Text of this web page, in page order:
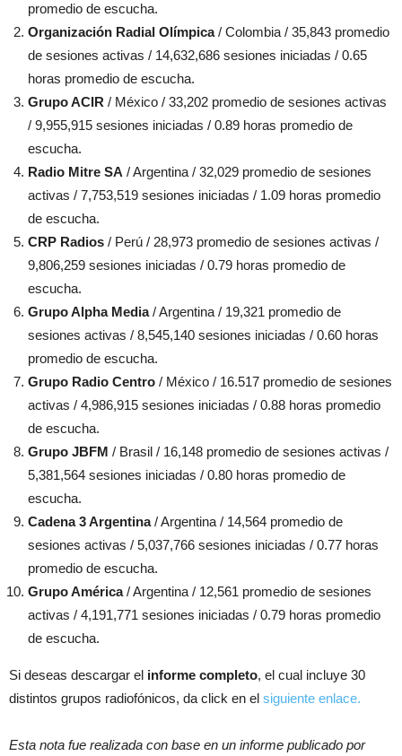
promedio de escucha.
Organización Radial Olímpica/ Colombia / 35,843 promedio
de sesiones activas / 14,632,686 sesiones iniciadas / 0.65
horas promedio de escucha.
Grupo ACIR / México / 33,202 promedio de sesiones activas
/ 9,955,915 sesiones iniciadas / 0.89 horas promedio de
escucha.
Radio Mitre SA / Argentina / 32,029 promedio de sesiones
activas / 7,753,519 sesiones iniciadas / 1.09 horas promedio
de escucha.
CRP Radios / Perú / 28,973 promedio de sesiones activas /
9,806,259 sesiones iniciadas / 0.79 horas promedio de
escucha.
Grupo Alpha Media/ Argentina / 19,321 promedio de
sesiones activas / 8,545,140 sesiones iniciadas / 0.60 horas
promedio de escucha.
Grupo Radio Centro / México / 16.517 promedio de sesiones
activas / 4,986,915 sesiones iniciadas / 0.88 horas promedio
de escucha.
Grupo JBFM / Brasil / 16,148 promedio de sesiones activas /
5,381,564 sesiones iniciadas / 0.80 horas promedio de
escucha.
Cadena 3 Argentina/ Argentina / 14,564 promedio de
sesiones activas / 5,037,766 sesiones iniciadas / 0.77 horas
promedio de escucha.
Grupo América/ Argentina / 12,561 promedio de sesiones
activas / 4,191,771 sesiones iniciadas / 0.79 horas promedio
de escucha.
Si deseas descargar el informe completo, el cual incluye 30
distintos grupos radiofónicos, da click en el siguiente enlace.
Esta nota fue realizada con base en un informe publicado por